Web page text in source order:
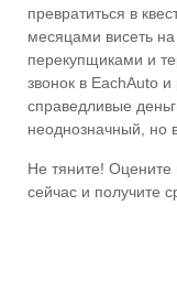
превратиться в
месяцами висеть
перекупщиками и
звонок в EachAuto
справедливые
неоднозначный, но
Не тяните!
сейчас и получите